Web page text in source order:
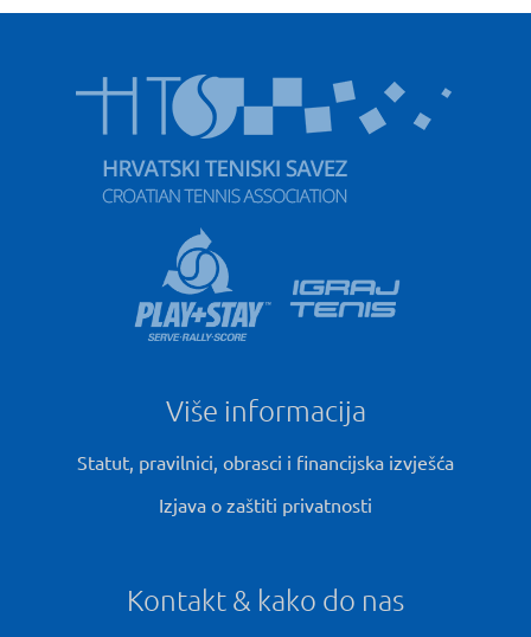
Više informacija
Statut, pravilnici, obrasci i financijska izvješća
Izjava o zaštiti privatnosti
Kontakt & kako do nas